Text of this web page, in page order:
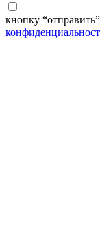
кнопку